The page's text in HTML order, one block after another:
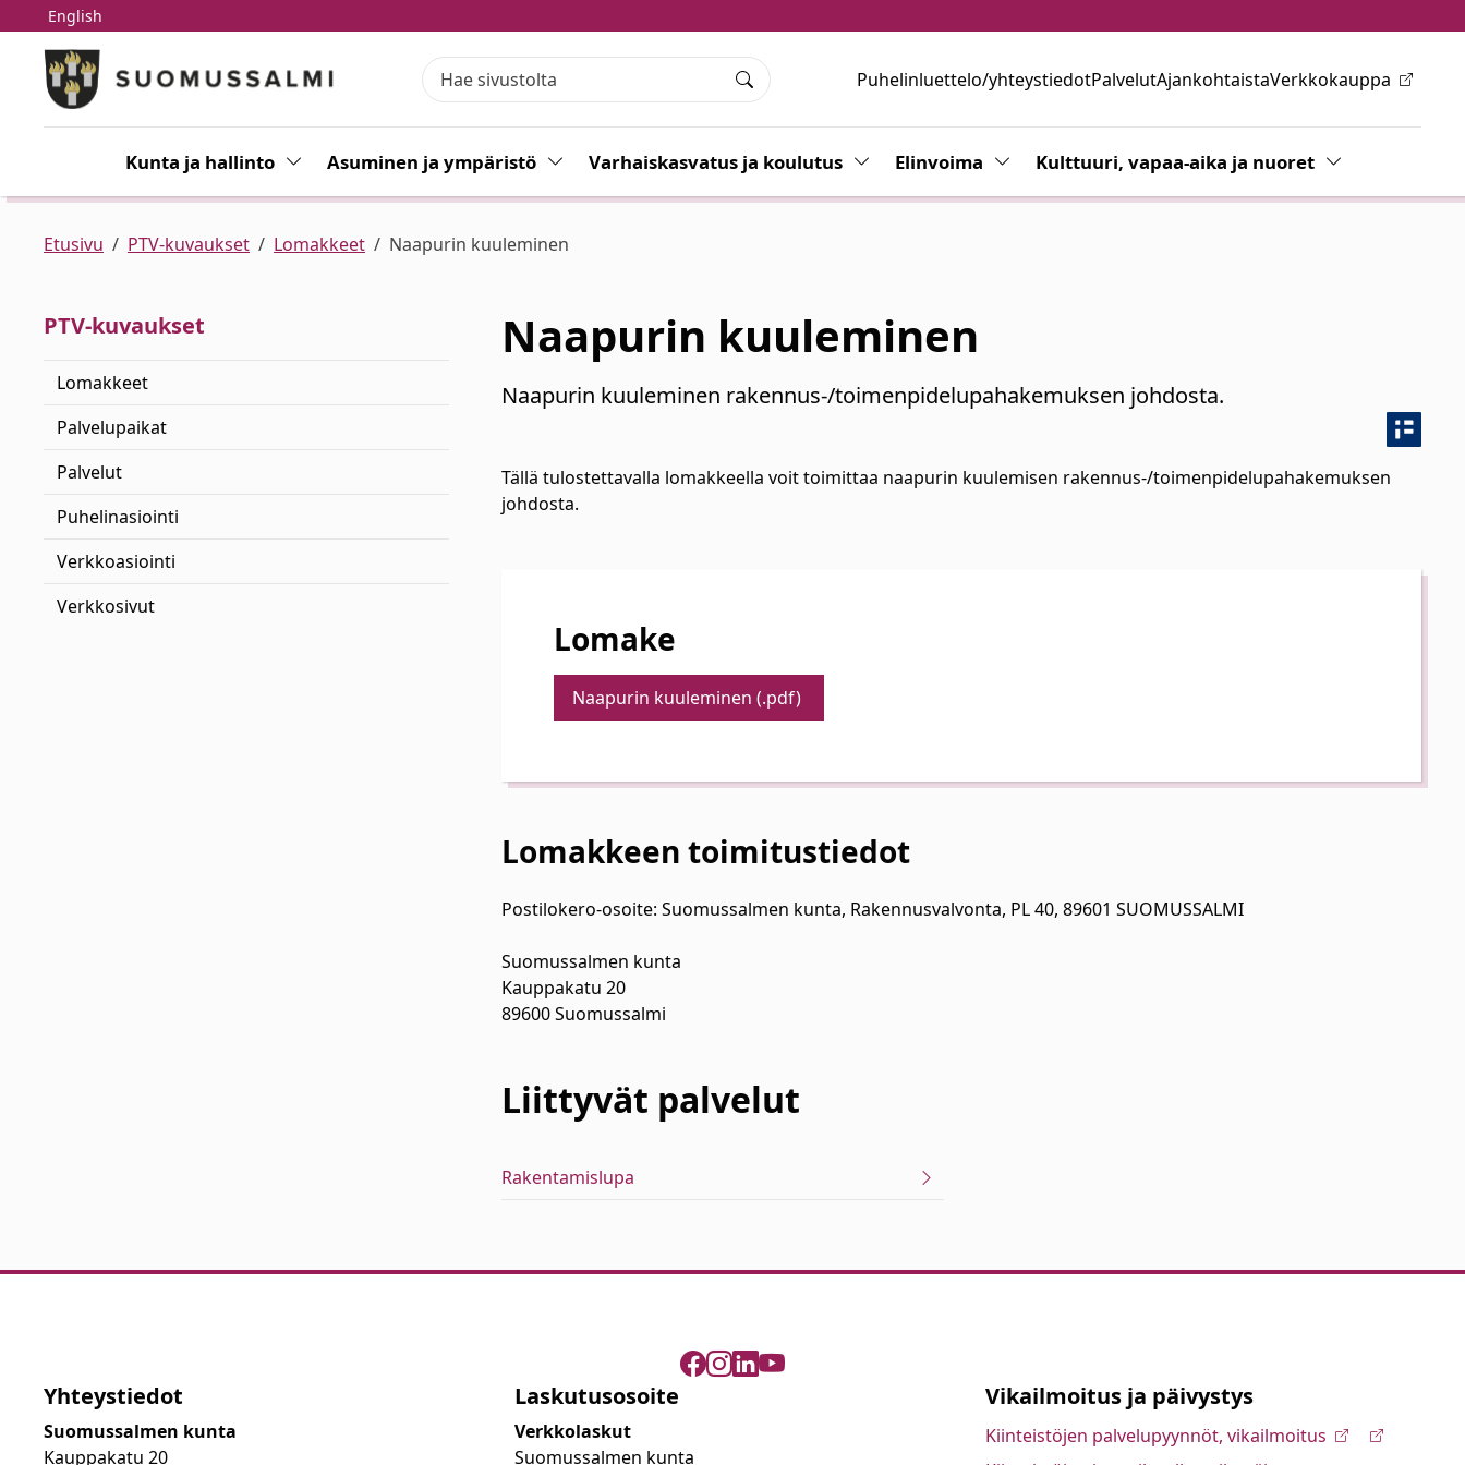
Siirry pääsisältöön
Siirry päävalikkoon
Puhelinluettelo/yhteystiedotPalvelutAjankohtaistaVerkkokauppa
English
Haku
Kunta ja hallinto Vaihda alasvetovalikkoa
Asuminen ja ympäristö Vaihda alasvetovalikkoa
Varhaiskasvatus ja koulutus Vaihda alasvetovalikkoa
Elinvoima Vaihda alasvetovalikkoa
Kulttuuri, vapaa-aika ja nuoret Vaihda
Etusivu PTV-kuvaukset Lomakkeet Naapurin kuuleminen
PTV-kuvaukset
Lomakkeet
Palvelupaikat
Palvelut
Puhelinasiointi
Verkkoasiointi
Verkkosivut
Naapurin kuuleminen
Naapurin kuuleminen rakennus-/toimenpidelupahakemuksen johdosta.
Tällä tulostettavalla lomakkeella voit toimittaa naapurin kuulemisen rakennus-/toimenpidelupahakemuksen
johdosta.
Lomake
Naapurin kuuleminen (.pdf)
Lomakkeen toimitustiedot
Postilokero-osoite: Suomussalmen kunta, Rakennusvalvonta, PL 40, 89601 SUOMUSSALMI
Suomussalmen kunta
Kauppakatu 20
89600 Suomussalmi
Liittyvät palvelut
Rakentamislupa
Yhteystiedot
Suomussalmen kunta
Kauppakatu 20
Laskutusosoite
Verkkolaskut
Suomussalmen kunta
Vikailmoitus ja päivystys
Kiinteistöjen palvelupyynnöt, vikailmoitus